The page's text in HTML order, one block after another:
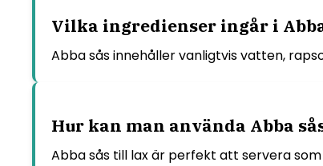
Vilka ingredienser ingår i
Abba sås innehåller vanligtvis vatten,
Hur kan man använda Abba
Abba sås till lax är perfekt att servera